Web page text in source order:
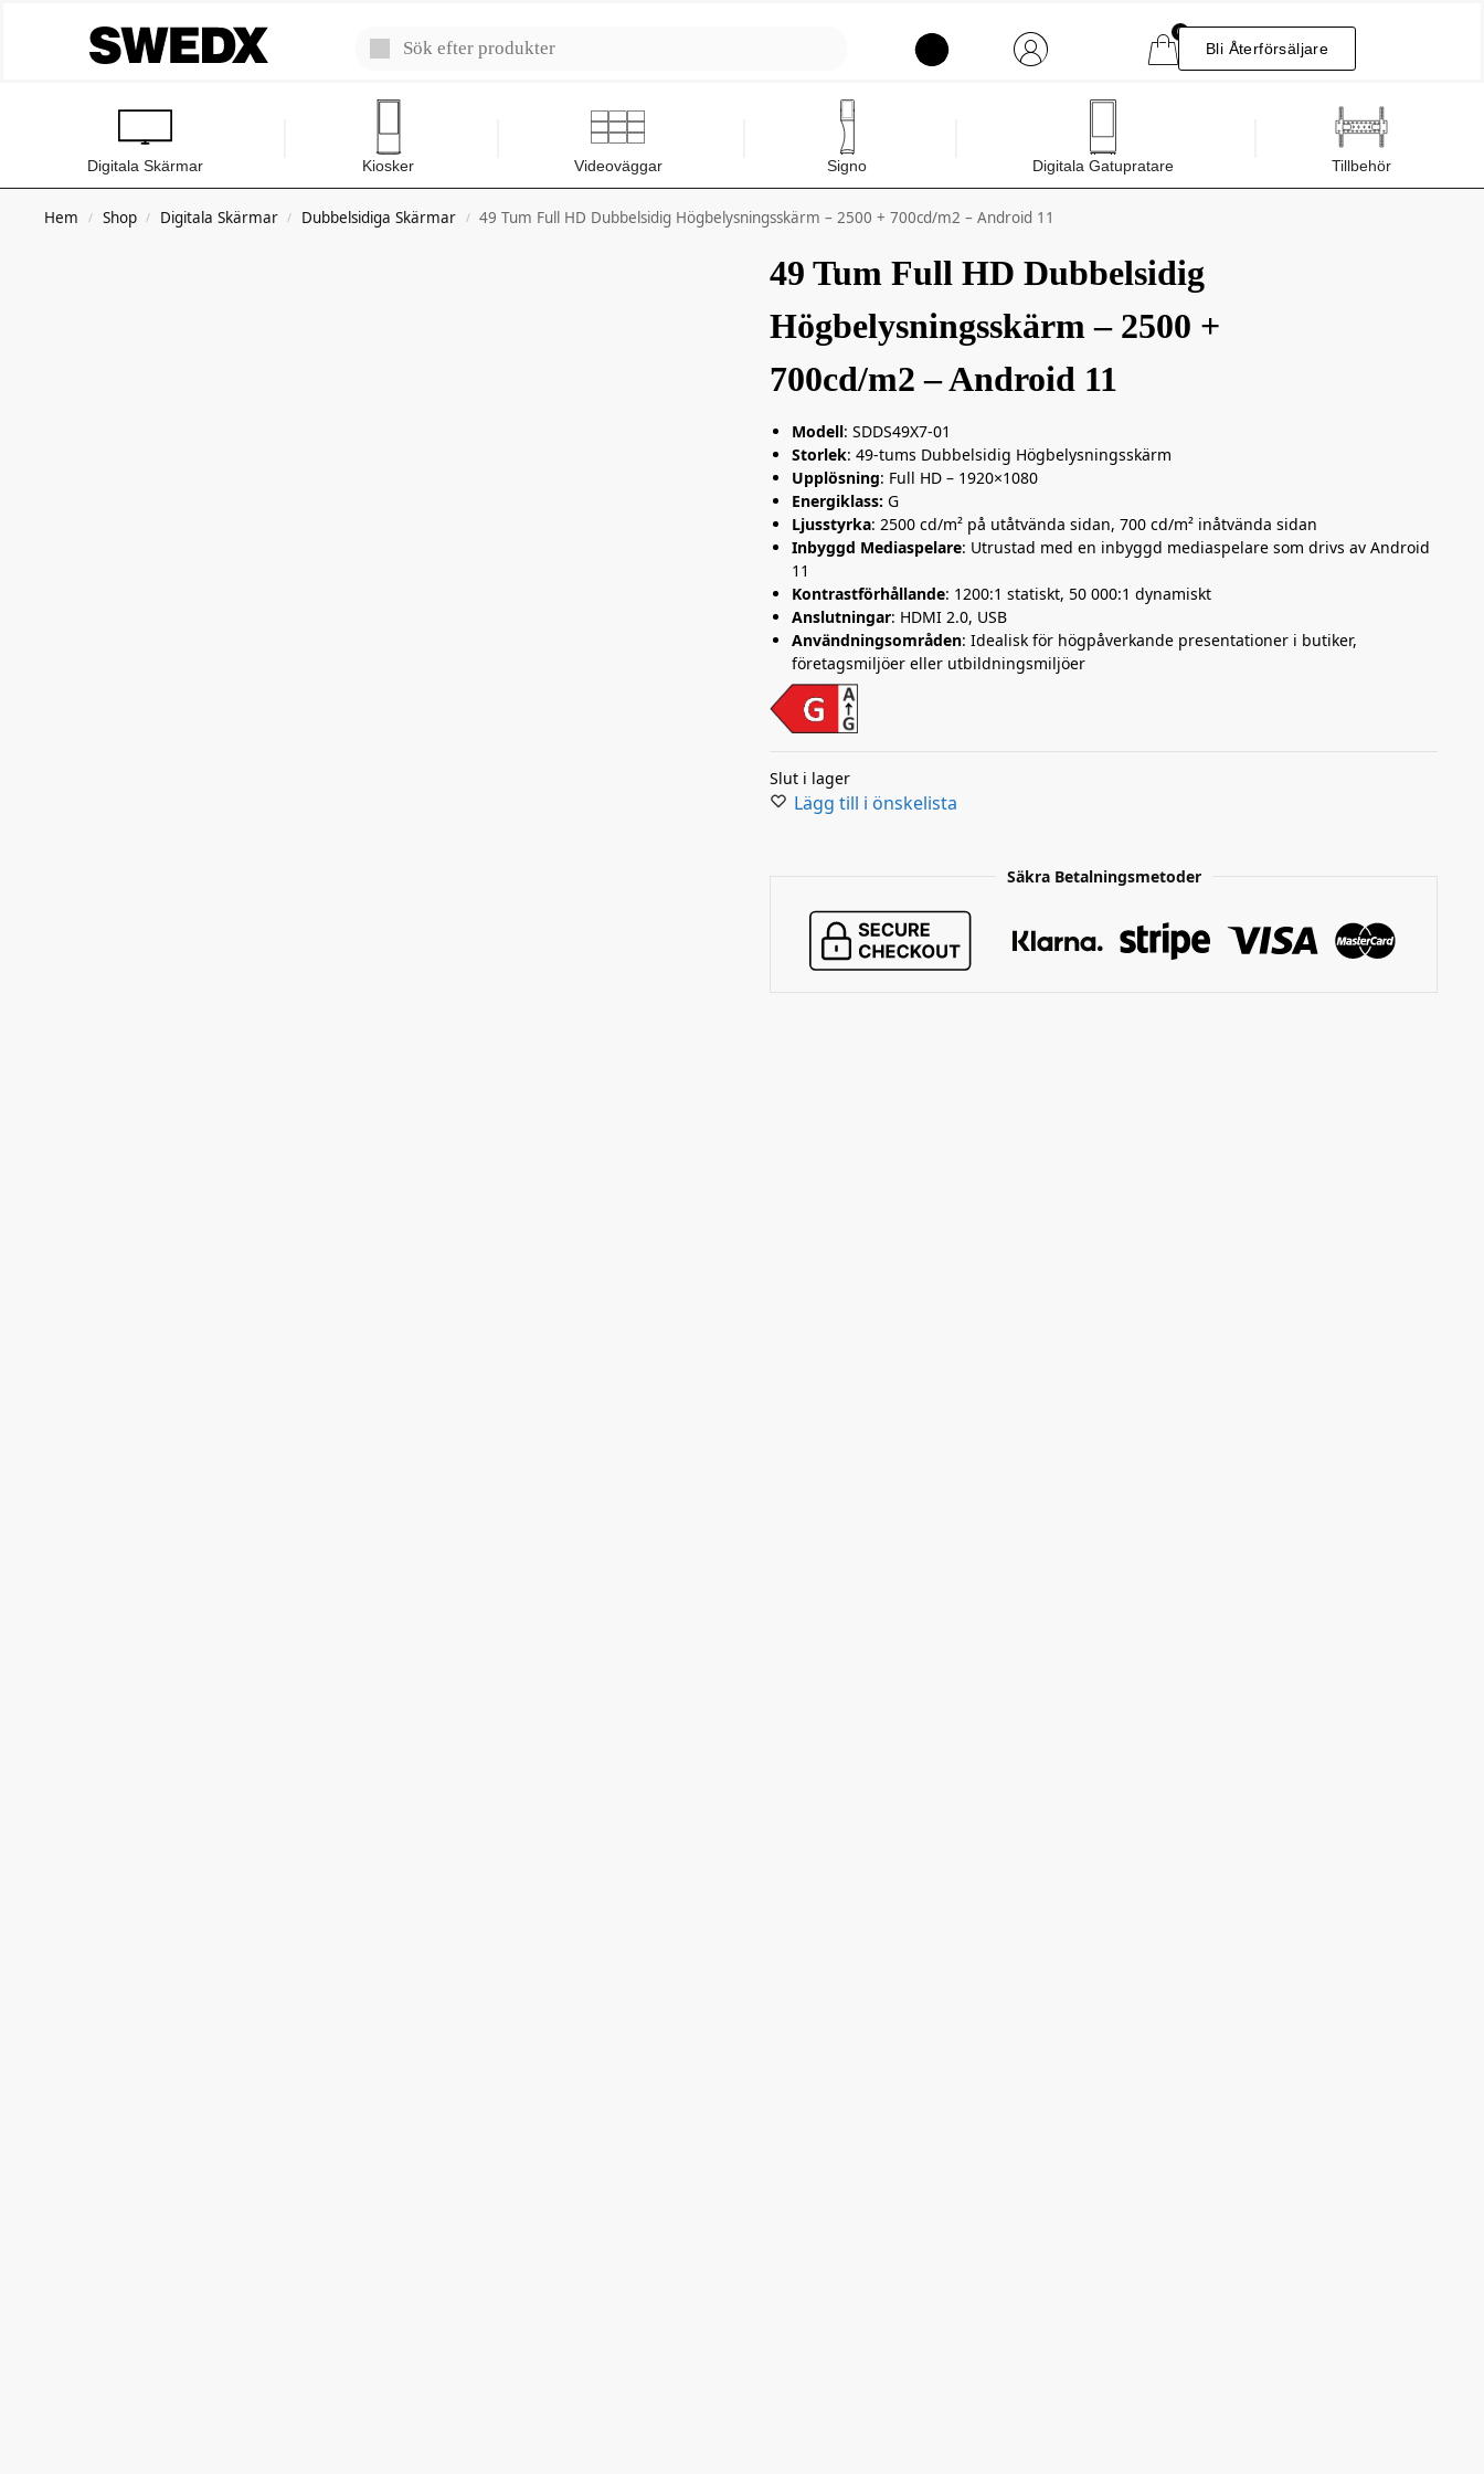
0
Bli Återförsäljare
Digitala Skärmar Kiosker Videoväggar Signo Digitala Gatupratare Tillbehör
Hem / Shop / Digitala Skärmar / Dubbelsidiga Skärmar / 49 Tum Full HD Dubbelsidig Högbelysningsskärm – 2500 + 700cd/m2 – Android 11
49 Tum Full HD Dubbelsidig
Högbelysningsskärm – 2500 +
700cd/m2 – Android 11
Modell: SDDS49X7-01
Storlek: 49-tums Dubbelsidig Högbelysningsskärm
Upplösning: Full HD – 1920×1080
Energiklass:G
Ljusstyrka: 2500 cd/m² på utåtvända sidan, 700 cd/m² inåtvända sidan
Inbyggd Mediaspelare: Utrustad med en inbyggd mediaspelare som drivs av Android
11
Kontrastförhållande: 1200:1 statiskt, 50 000:1 dynamiskt
Anslutningar: HDMI 2.0, USB
Användningsområden: Idealisk för högpåverkande presentationer i butiker,
företagsmiljöer eller utbildningsmiljöer
Slut i lager
Lägg till i önskelista
Säkra Betalningsmetoder